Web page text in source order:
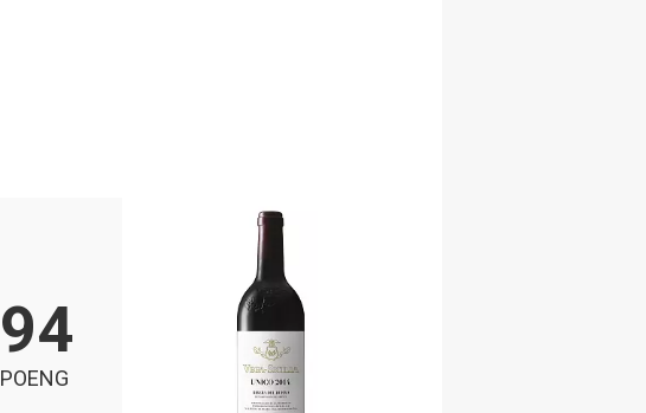
94
POENG